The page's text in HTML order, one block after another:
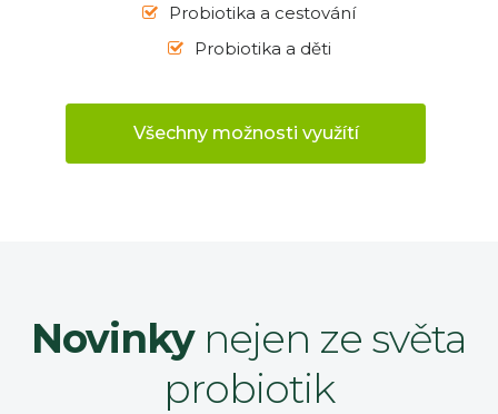
Probiotika a cestování
Probiotika a děti
Všechny možnosti využítí
Novinkynejen ze světa
probiotik